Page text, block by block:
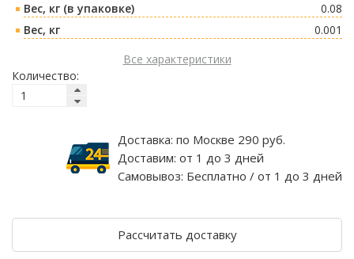
Вес, кг (в упаковке)
0.08
Вес, кг
0.001
Все характеристики
Количество:
Доставка: по Москве 290 руб.
Доставим: от 1 до 3 дней
Самовывоз: Бесплатно / от 1 до 3 дней
Рассчитать доставку